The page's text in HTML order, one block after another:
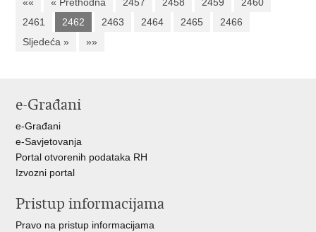
2461
2462 2463 2464 2465
2466
Sljedeća »
»»
e-Građani
e-Građani
e-Savjetovanja
Portal otvorenih podataka RH
Izvozni portal
Pristup informacijama
Pravo na pristup informacijama